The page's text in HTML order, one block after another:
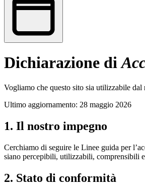
Dichiarazione di
Vogliamo che questo sito sia utilizzabile
Ultimo aggiornamento: 28 maggio 2026
1. Il nostro impegno
Cerchiamo di seguire le Linee guida per
siano percepibili, utilizzabili, comprensibili
2. Stato di conformità